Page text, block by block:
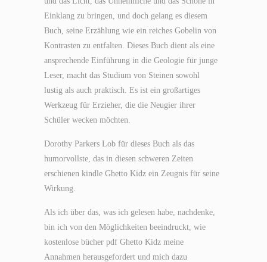
Einklang zu bringen, und doch gelang es diesem
Buch, seine Erzählung wie ein reiches Gobelin von
Kontrasten zu entfalten. Dieses Buch dient als eine
ansprechende Einführung in die Geologie für junge
Leser, macht das Studium von Steinen sowohl
lustig als auch praktisch. Es ist ein großartiges
Werkzeug für Erzieher, die die Neugier ihrer
Schüler wecken möchten.
Dorothy Parkers Lob für dieses Buch als das
humorvollste, das in diesen schweren Zeiten
erschienen kindle Ghetto Kidz ein Zeugnis für seine
Wirkung.
Als ich über das, was ich gelesen habe, nachdenke,
bin ich von den Möglichkeiten beeindruckt, wie
kostenlose bücher pdf Ghetto Kidz meine
Annahmen herausgefordert und mich dazu